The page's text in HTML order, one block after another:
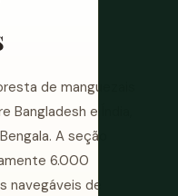
de manguezais
e Índia,
A seção
6.000
navegáveis de